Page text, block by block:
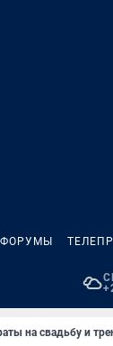
ФОРУМЫ
на свадьбу и